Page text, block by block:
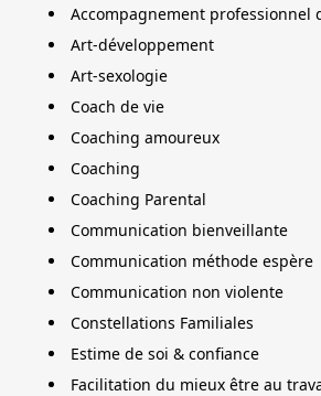
Accompagnement professionnel
Art-développement
Art-sexologie
Coach de vie
Coaching amoureux
Coaching
Coaching Parental
Communication bienveillante
Communication méthode espère
Communication non violente
Constellations Familiales
Estime de soi & confiance
Facilitation du mieux être au